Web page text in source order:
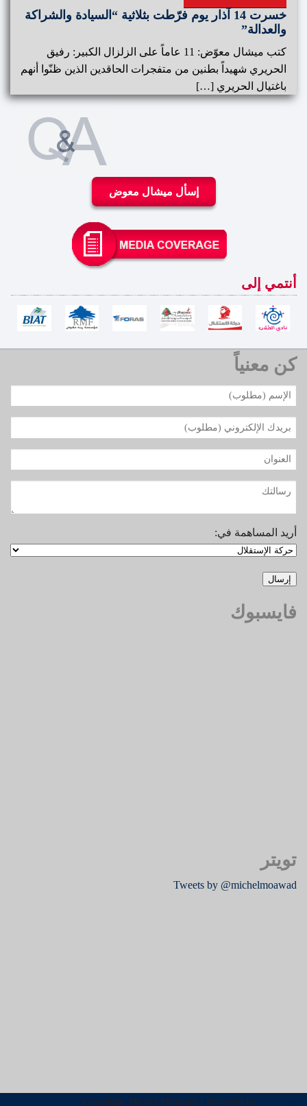
خسرت 14 آذار يوم فرّطت بثلاثية “السيادة والشراكة
والعدالة”
كتب ميشال معوّض: 11 عاماً على الزلزال الكبير: رفيق
الحريري شهيداً بطنين من متفجرات الحاقدين الذين ظنّوا أنهم
باغتيال الحريري […]
سؤال وجواب
إسأل ميشال معوض
أنتمي إلى
كن معنياً
أريد المساهمة في:
فايسبوك
تويتر
Tweets by @michelmoawad
Copyright Michel Moawad - Powered by